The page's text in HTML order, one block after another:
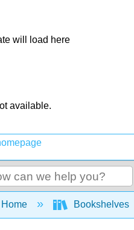
will load here
available.
collapse global
Home Bookshelves